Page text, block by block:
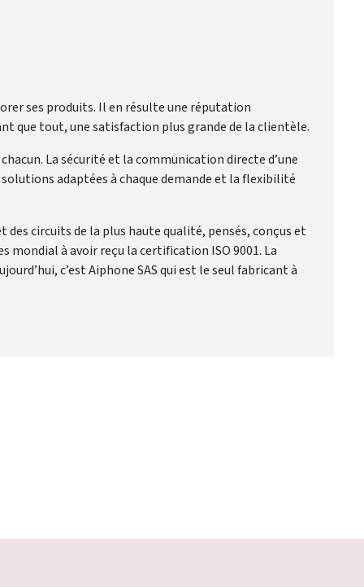
ses produits. Il en résulte une réputation
que tout, une satisfaction plus grande de la clientèle.
La sécurité et la communication directe d’une
adaptées à chaque demande et la flexibilité
circuits de la plus haute qualité, pensés, conçus et
à avoir reçu la certification ISO 9001. La
c’est Aiphone SAS qui est le seul fabricant à